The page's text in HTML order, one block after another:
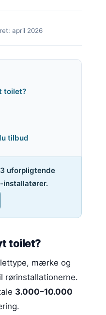
april 2026
toilet?
tilbud
uforpligtende
installatører.
toilet?
mærke og
rørinstallationerne.
3.000–10.000